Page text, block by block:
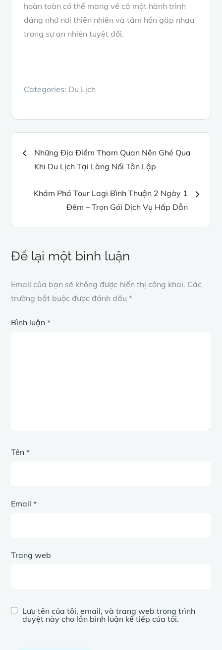
hoàn toàn có thể mang về cả một hành trình
đáng nhớ nơi thiên nhiên và tâm hồn gặp nhau
trong sự an nhiên tuyệt đối.
Categories: Du Lịch
Điều
hướng
bài
viết
Những Địa Điểm Tham Quan Nên Ghé Qua
Khi Du Lịch Tại Làng Nổi Tân Lập
Khám Phá Tour Lagi Bình Thuận 2 Ngày 1
Đêm – Trọn Gói Dịch Vụ Hấp Dẫn
Để lại một bình luận
Email của bạn sẽ không được hiển thị công khai. Các
trường bắt buộc được đánh dấu*
Bình luận*
Tên*
Email*
Trang web
Lưu tên của tôi, email, và trang web trong trình
duyệt này cho lần bình luận kế tiếp của tôi.